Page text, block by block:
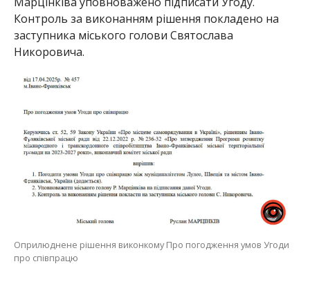
Контроль за виконанням рішення покладено на
заступника міського голови Святослава
Никоровича.
Оприлюднене рішення виконкому Про погодження умов Угоди
про співпрацю